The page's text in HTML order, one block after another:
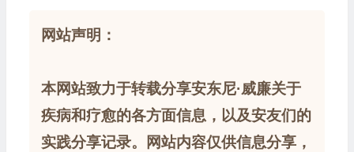
网站声明：
本网站致力于转载分享安东尼·威廉关于
疾病和疗愈的各方面信息，以及安友们的
实践分享记录。网站内容仅供信息分享，